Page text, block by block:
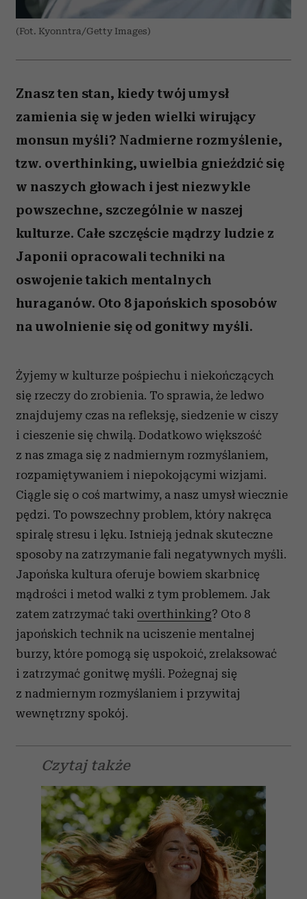
(Fot. Kyonntra/Getty Images)
Znasz ten stan, kiedy twój umysł
zamienia się w jeden wielki wirujący
monsun myśli? Nadmierne rozmyślenie,
tzw. overthinking, uwielbia gnieździć się
w naszych głowach i jest niezwykle
powszechne, szczególnie w naszej
kulturze. Całe szczęście mądrzy ludzie z
Japonii opracowali techniki na
oswojenie takich mentalnych
huraganów. Oto 8 japońskich sposobów
na uwolnienie się od gonitwy myśli.
Żyjemy w kulturze pośpiechu i niekończących
się rzeczy do zrobienia. To sprawia, że ledwo
znajdujemy czas na refleksję, siedzenie w ciszy
i cieszenie się chwilą. Dodatkowo większość
z nas zmaga się z nadmiernym rozmyślaniem,
rozpamiętywaniem i niepokojącymi wizjami.
Ciągle się o coś martwimy, a nasz umysł wiecznie
pędzi. To powszechny problem, który nakręca
spiralę stresu i lęku. Istnieją jednak skuteczne
sposoby na zatrzymanie fali negatywnych myśli.
Japońska kultura oferuje bowiem skarbnicę
mądrości i metod walki z tym problemem. Jak
zatem zatrzymać taki overthinking? Oto 8
japońskich technik na uciszenie mentalnej
burzy, które pomogą się uspokoić, zrelaksować
i zatrzymać gonitwę myśli. Pożegnaj się
z nadmiernym rozmyślaniem i przywitaj
wewnętrzny spokój.
Czytaj także